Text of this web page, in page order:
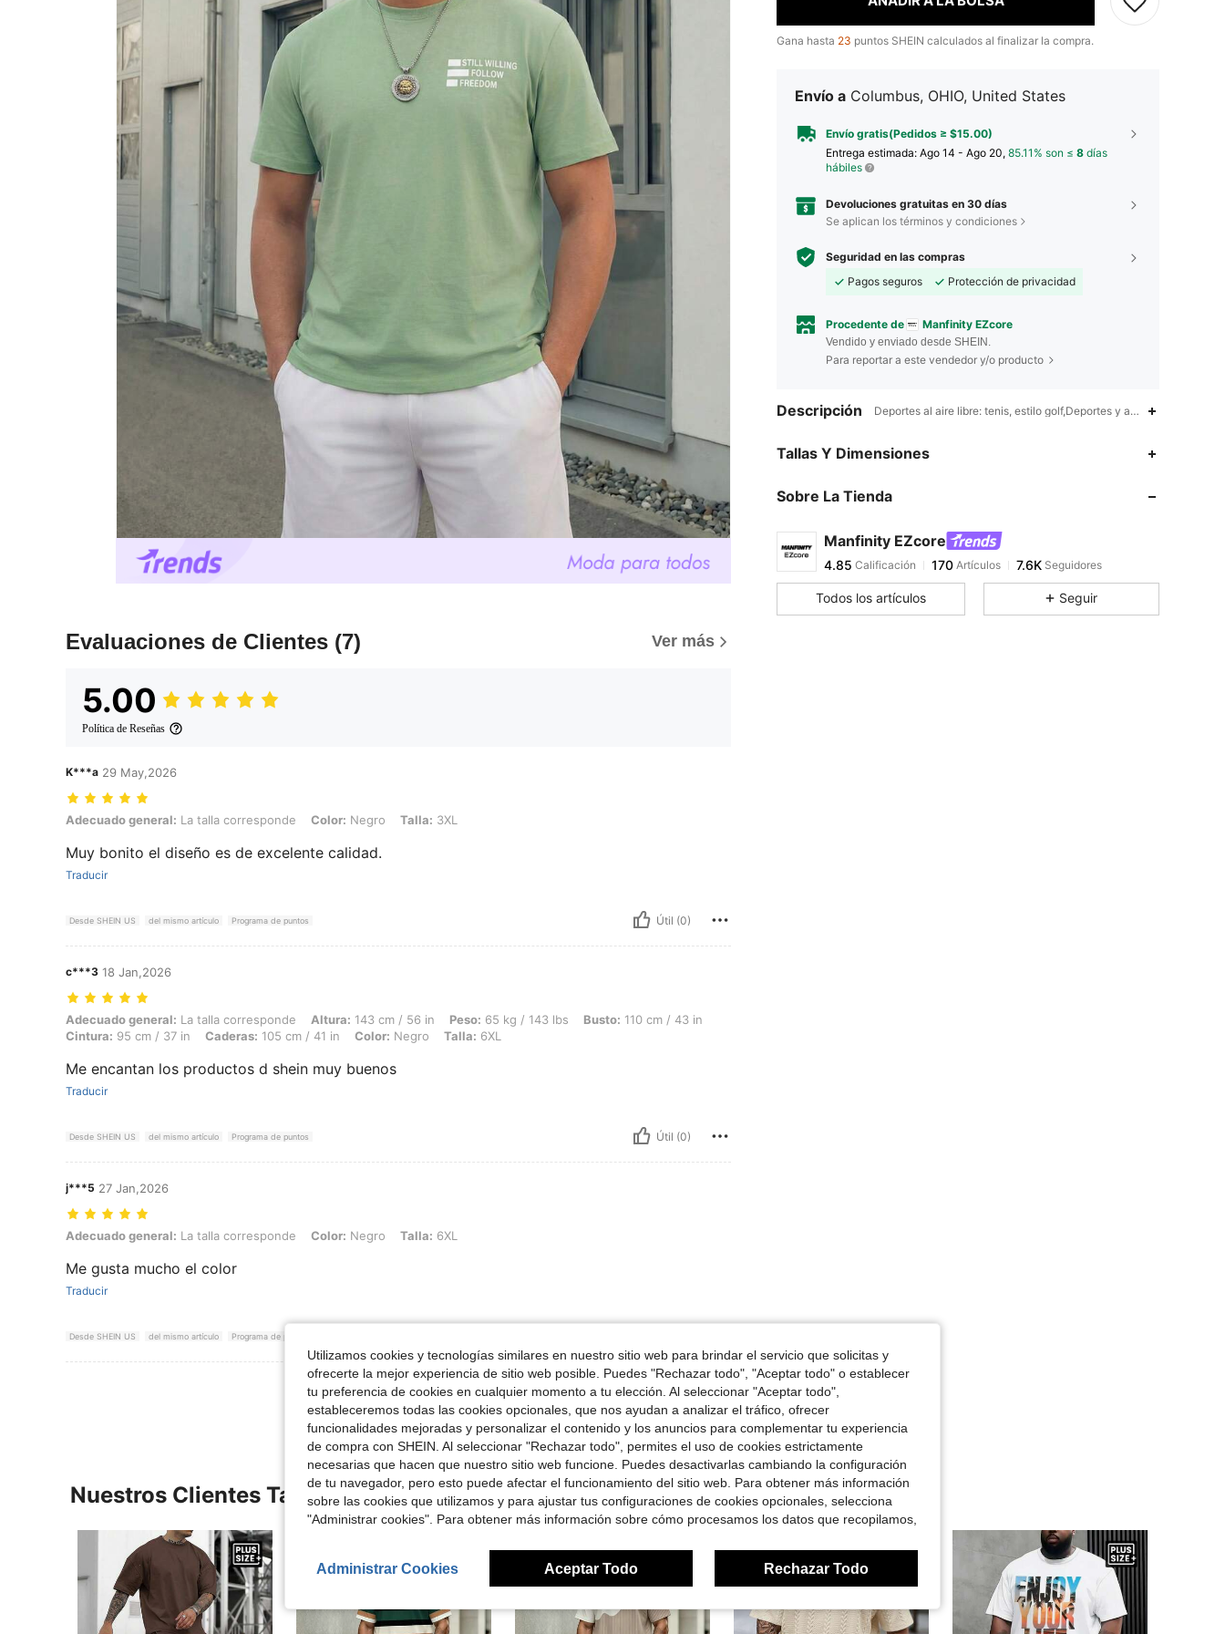
Evaluaciones de Clientes (7) Ver más
5.00
Política de Reseñas
K***a 29 May,2026
Adecuado general: La talla corresponde, Color: Negro, Talla: 3XL
Adecuado general: La talla corresponde Color: Negro Talla: 3XL
Muy bonito el diseño es de excelente calidad.
Traducir
Desde SHEIN US del mismo artículo Programa de puntos Útil (0)
c***3 18 Jan,2026
Adecuado general: La talla corresponde, Altura: 143 cm / 56 in, Peso: 65 kg / 143 lbs, Busto: 110 cm / 43 in, Cintura: 95 cm / 37 in, Caderas: 105 cm / 41 in, Color: Negro, Talla: 6XL
Adecuado general: La talla corresponde Altura: 143 cm / 56 in Peso: 65 kg / 143 lbs Busto: 110 cm / 43 in
Cintura: 95 cm / 37 in Caderas: 105 cm / 41 in Color: Negro Talla: 6XL
Me encantan los productos d shein muy buenos
Traducir
Desde SHEIN US del mismo artículo Programa de puntos Útil (0)
j***5 27 Jan,2026
Adecuado general: La talla corresponde, Color: Negro, Talla: 6XL
Adecuado general: La talla corresponde Color: Negro Talla: 6XL
Me gusta mucho el color
Traducir
Desde SHEIN US del mismo artículo Programa de puntos
Ver Más Reseñas
Gana hasta 23 puntos SHEIN calculados al finalizar la compra.
Envío a Columbus, OHIO, United States
Envío gratis(Pedidos ≥ $15.00)
Entrega estimada: Ago 14 - Ago 20, 85.11% son ≤ 8 días
hábiles
Devoluciones gratuitas en 30 días
Se aplican los términos y condiciones
Seguridad en las compras
Pagos seguros
Protección de privacidad
Procedente de Manfinity EZcore
Vendido y enviado desde SHEIN.
Para reportar a este vendedor y/o producto
Descripción Deportes al aire libre: tenis, estilo golf,Deportes y aire libre-
Tallas Y Dimensiones
Sobre La Tienda
Manfinity EZcore
4.85
4.85 Calificación 170Artículos
1***5pagó Hace 1 día
4.85
Todos los artículos Seguir
Nuestros Clientes También Vieron
Utilizamos cookies y tecnologías similares en nuestro sitio web para brindar el servicio que solicitas y
ofrecerte la mejor experiencia de sitio web posible. Puedes "Rechazar todo", "Aceptar todo" o establecer
tu preferencia de cookies en cualquier momento a tu elección. Al seleccionar "Aceptar todo",
estableceremos todas las cookies opcionales, que nos ayudan a analizar el tráfico, ofrecer
funcionalidades mejoradas y personalizar el contenido y los anuncios para complementar tu experiencia
de compra con SHEIN. Al seleccionar "Rechazar todo", permites el uso de cookies estrictamente
necesarias que hacen que nuestro sitio web funcione. Puedes desactivarlas cambiando la configuración
de tu navegador, pero esto puede afectar el funcionamiento del sitio web. Para obtener más información
sobre las cookies que utilizamos y para ajustar tus configuraciones de cookies opcionales, selecciona
"Administrar cookies". Para obtener más información sobre cómo procesamos los datos que recopilamos,
Administrar Cookies Aceptar Todo Rechazar Todo